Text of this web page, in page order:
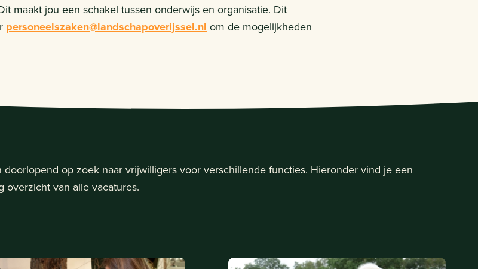
maakt jou een schakel tussen onderwijs en organisatie. Dit
personeelszaken@landschapoverijssel.nl om de mogelijkheden
doorlopend op zoek naar vrijwilligers voor verschillende functies. Hieronder vind je een
overzicht van alle vacatures.